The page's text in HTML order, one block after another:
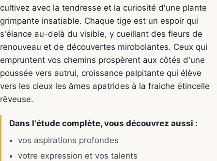
cultivez avec la tendresse et la curiosité d'une plante
grimpante insatiable. Chaque tige est un espoir qui
s'élance au-delà du visible, y cueillant des fleurs de
renouveau et de découvertes mirobolantes. Ceux qui
empruntent vos chemins prospèrent aux côtés d'une
poussée vers autrui, croissance palpitante qui élève
vers les cieux les âmes apatrides à la fraiche étincelle
rêveuse.
Dans l'étude complète, vous découvrez aussi :
vos aspirations profondes
votre expression et vos talents